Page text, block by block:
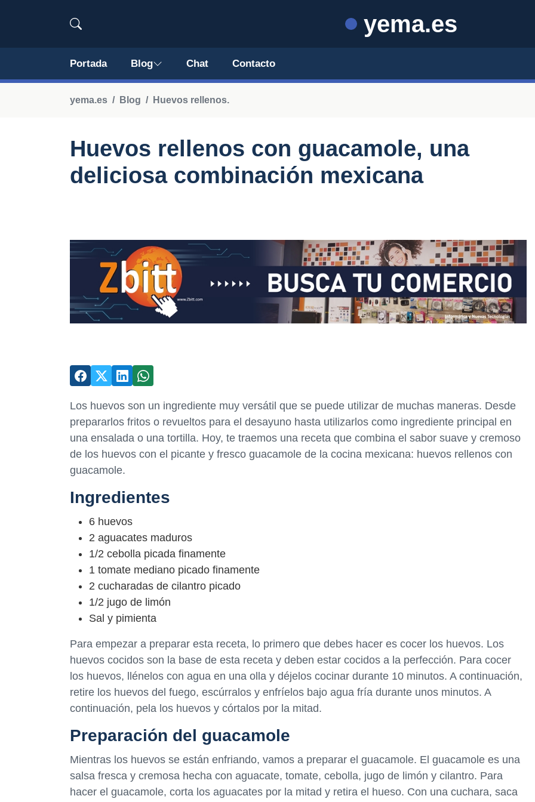
yema.es
Portada Blog Chat Contacto
yema.es Blog Huevos rellenos.
Huevos rellenos con guacamole, una
deliciosa combinación mexicana
Los huevos son un ingrediente muy versátil que se puede utilizar de muchas maneras. Desde
prepararlos fritos o revueltos para el desayuno hasta utilizarlos como ingrediente principal en
una ensalada o una tortilla. Hoy, te traemos una receta que combina el sabor suave y cremoso
de los huevos con el picante y fresco guacamole de la cocina mexicana: huevos rellenos con
guacamole.
Ingredientes
6 huevos
2 aguacates maduros
1/2 cebolla picada finamente
1 tomate mediano picado finamente
2 cucharadas de cilantro picado
1/2 jugo de limón
Sal y pimienta
Para empezar a preparar esta receta, lo primero que debes hacer es cocer los huevos. Los
huevos cocidos son la base de esta receta y deben estar cocidos a la perfección. Para cocer
los huevos, llénelos con agua en una olla y déjelos cocinar durante 10 minutos. A continuación,
retire los huevos del fuego, escúrralos y enfríelos bajo agua fría durante unos minutos. A
continuación, pela los huevos y córtalos por la mitad.
Preparación del guacamole
Mientras los huevos se están enfriando, vamos a preparar el guacamole. El guacamole es una
salsa fresca y cremosa hecha con aguacate, tomate, cebolla, jugo de limón y cilantro. Para
hacer el guacamole, corta los aguacates por la mitad y retira el hueso. Con una cuchara, saca